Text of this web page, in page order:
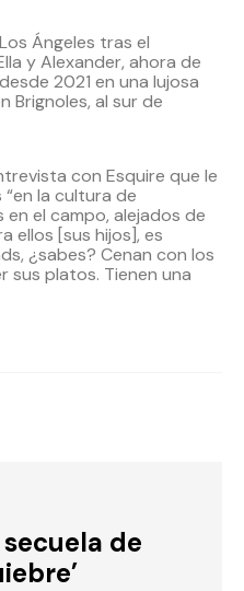
Ángeles tras el
y Alexander, ahora de
2021 en una lujosa
Brignoles, al sur de
con Esquire que le
la cultura de
el campo, alejados de
ellos [sus hijos], es
¿sabes? Cenan con los
sus platos. Tienen una
de